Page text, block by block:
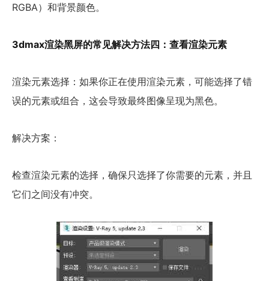
RGBA）和背景颜色。
3dmax渲染黑屏的常见解决方法四：查看渲染元素
渲染元素选择：如果你正在使用渲染元素，可能选择了错
误的元素或组合，这会导致最终图像呈现为黑色。
解决方案：
检查渲染元素的选择，确保只选择了你需要的元素，并且
它们之间没有冲突。